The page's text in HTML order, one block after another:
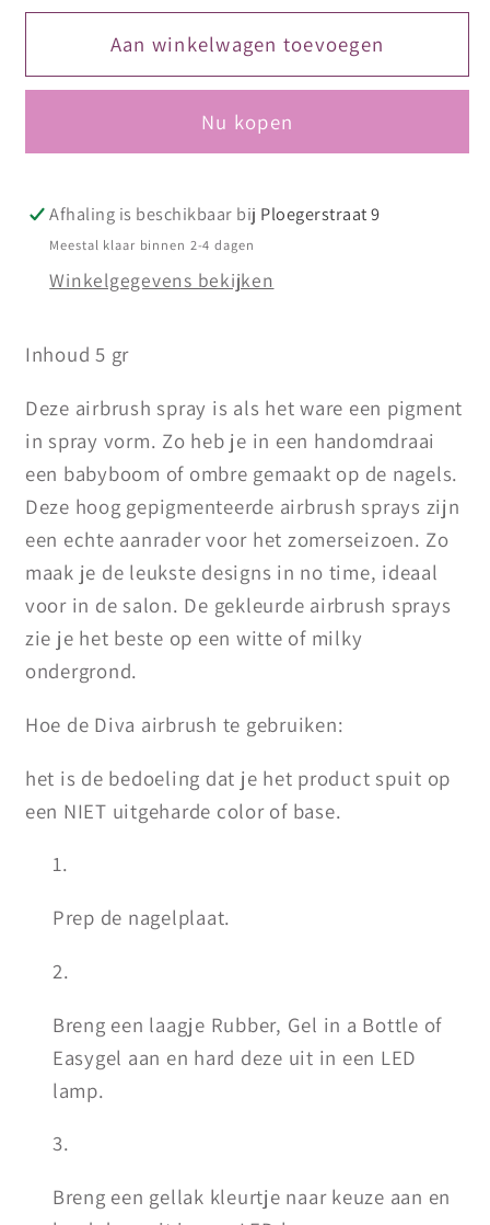
voor
Airbrush
Oak
voor
DIVA
Airbrush
Spray
Oak
Aan winkelwagen toevoegen
Nu kopen
Afhaling is beschikbaar bij Ploegerstraat 9
Meestal klaar binnen 2-4 dagen
Winkelgegevens bekijken
Inhoud 5 gr
Deze airbrush spray is als het ware een pigment
in spray vorm. Zo heb je in een handomdraai
een babyboom of ombre gemaakt op de nagels.
Deze hoog gepigmenteerde airbrush sprays zijn
een echte aanrader voor het zomerseizoen. Zo
maak je de leukste designs in no time, ideaal
voor in de salon. De gekleurde airbrush sprays
zie je het beste op een witte of milky
ondergrond.
Hoe de Diva airbrush te gebruiken:
het is de bedoeling dat je het product spuit op
een NIET uitgeharde color of base.
Prep de nagelplaat.
Breng een laagje Rubber, Gel in a Bottle of
Easygel aan en hard deze uit in een LED
lamp.
Breng een gellak kleurtje naar keuze aan en